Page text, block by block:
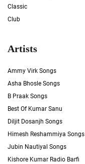
Classic
Club
Artists
Ammy Virk Songs
Asha Bhosle Songs
B Praak Songs
Best Of Kumar Sanu
Diljit Dosanjh Songs
Himesh Reshammiya Songs
Jubin Nautiyal Songs
Kishore Kumar Radio Barfi